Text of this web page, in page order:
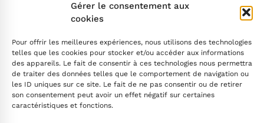
Gérer le consentement aux
cookies
Pour offrir les meilleures expériences, nous utilisons des technologies
telles que les cookies pour stocker et/ou accéder aux informations
des appareils. Le fait de consentir à ces technologies nous permettra
de traiter des données telles que le comportement de navigation ou
les ID uniques sur ce site. Le fait de ne pas consentir ou de retirer
son consentement peut avoir un effet négatif sur certaines
caractéristiques et fonctions.
INSCRIVEZ-VOUS